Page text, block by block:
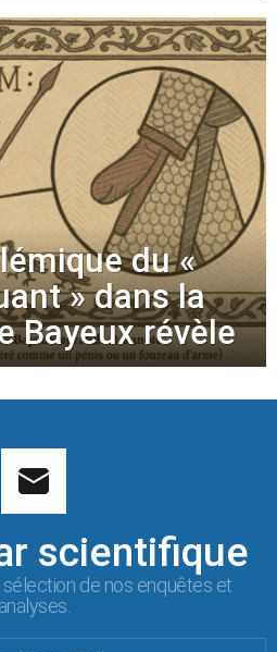
du «
» dans la
Bayeux révèle
scientifique
sélection de nos enquêtes et
analyses.